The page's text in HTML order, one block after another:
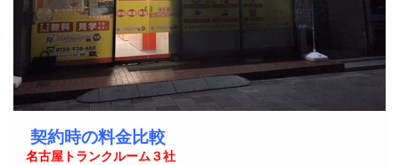
契約時の料金比較
名古屋トランクルーム３社